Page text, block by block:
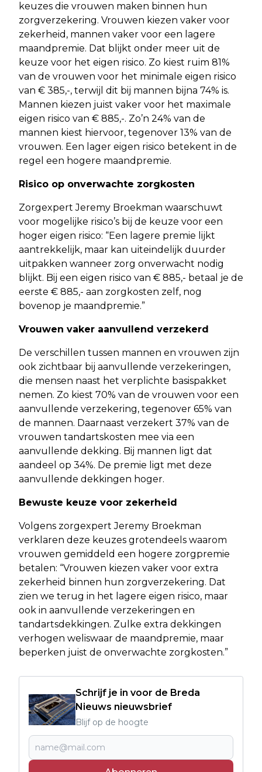
keuzes die vrouwen maken binnen hun
zorgverzekering. Vrouwen kiezen vaker voor
zekerheid, mannen vaker voor een lagere
maandpremie. Dat blijkt onder meer uit de
keuze voor het eigen risico. Zo kiest ruim 81%
van de vrouwen voor het minimale eigen risico
van € 385,-, terwijl dit bij mannen bijna 74% is.
Mannen kiezen juist vaker voor het maximale
eigen risico van € 885,-. Zo’n 24% van de
mannen kiest hiervoor, tegenover 13% van de
vrouwen. Een lager eigen risico betekent in de
regel een hogere maandpremie.
Risico op onverwachte zorgkosten
Zorgexpert Jeremy Broekman waarschuwt
voor mogelijke risico’s bij de keuze voor een
hoger eigen risico: “Een lagere premie lijkt
aantrekkelijk, maar kan uiteindelijk duurder
uitpakken wanneer zorg onverwacht nodig
blijkt. Bij een eigen risico van € 885,- betaal je de
eerste € 885,- aan zorgkosten zelf, nog
bovenop je maandpremie.”
Vrouwen vaker aanvullend verzekerd
De verschillen tussen mannen en vrouwen zijn
ook zichtbaar bij aanvullende verzekeringen,
die mensen naast het verplichte basispakket
nemen. Zo kiest 70% van de vrouwen voor een
aanvullende verzekering, tegenover 65% van
de mannen. Daarnaast verzekert 37% van de
vrouwen tandartskosten mee via een
aanvullende dekking. Bij mannen ligt dat
aandeel op 34%. De premie ligt met deze
aanvullende dekkingen hoger.
Bewuste keuze voor zekerheid
Volgens zorgexpert Jeremy Broekman
verklaren deze keuzes grotendeels waarom
vrouwen gemiddeld een hogere zorgpremie
betalen: “Vrouwen kiezen vaker voor extra
zekerheid binnen hun zorgverzekering. Dat
zien we terug in het lagere eigen risico, maar
ook in aanvullende verzekeringen en
tandartsdekkingen. Zulke extra dekkingen
verhogen weliswaar de maandpremie, maar
beperken juist de onverwachte zorgkosten.”
Schrijf je in voor de Breda
Nieuws nieuwsbrief
Blijf op de hoogte